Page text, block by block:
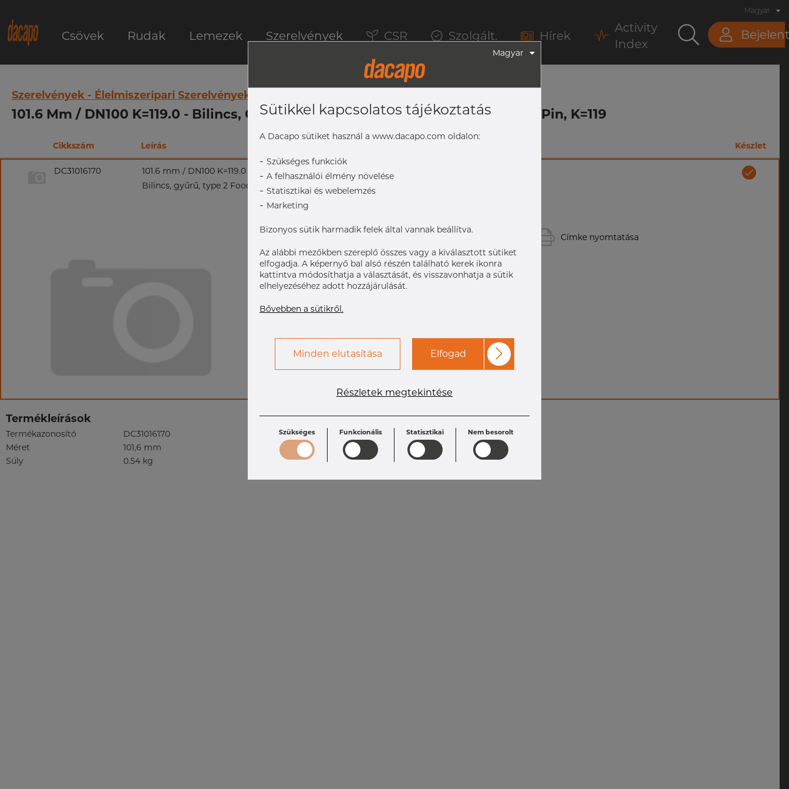
Csövek Rudak Lemezek Szerelvények CSR Szolgált. Hírek
Activity
Index
Magyar
Szerelvények - Élelmiszeripari Szerelvények
101.6 Mm / DN100 K=119.0 - Bilincs, Gyűrű, Type 2 Food & Dairy Plus, 304, Dupla Pin, K=119
Cikkszám Leírás Készlet
DC31016170
101.6 mm / DN100 K=119.0
Bilincs, gyűrű, type 2 Food & Dairy Plus, 304, Dupla pin, K=119
Címke nyomtatása
Termékleírások
Termékazonosító
DC31016170
Méret
101,6 mm
Súly
0.54 kg
Magyar
Sütikkel kapcsolatos tájékoztatás
A Dacapo sütiket használ a www.dacapo.com oldalon:
- Szükséges funkciók
- A felhasználói élmény növelése
- Statisztikai és webelemzés
- Marketing
Bizonyos sütik harmadik felek által vannak beállítva.
Az alábbi mezőkben szereplő összes vagy a kiválasztott sütiket
elfogadja. A képernyő bal alsó részén található kerek ikonra
kattintva módosíthatja a választását, és visszavonhatja a sütik
elhelyezéséhez adott hozzájárulását.
Bővebben a sütikről.
Minden elutasítása Elfogad
Részletek megtekintése
Szükséges Funkcionális Statisztikai Nem besorolt